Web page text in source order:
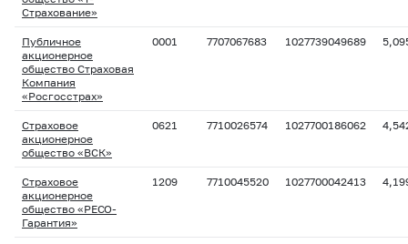
Страхование»
Публичное
акционерное
общество Страховая
Компания
«Росгосстрах»
0001 7707067683 1027739049689
Страховое
акционерное
общество «ВСК»
0621 7710026574 1027700186062
Страховое
акционерное
общество «РЕСО-
Гарантия»
1209 7710045520 1027700042413